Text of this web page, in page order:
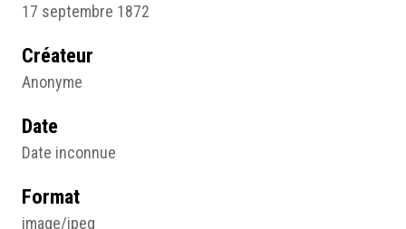
17 septembre 1872
Créateur
Anonyme
Date
Date inconnue
Format
image/jpeg